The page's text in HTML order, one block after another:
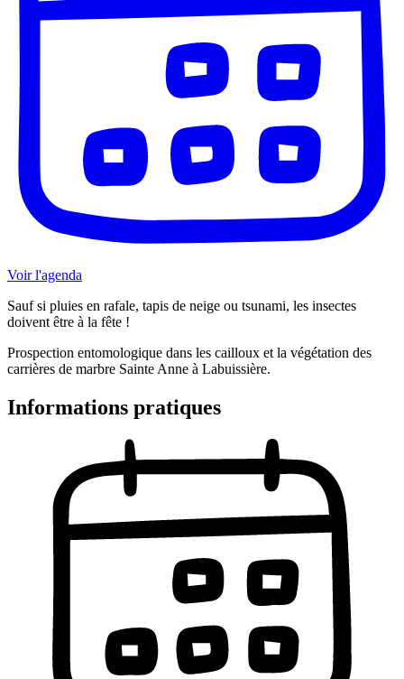
Voir l'agenda
Sauf si pluies en rafale, tapis de neige ou tsunami, les insectes
doivent être à la fête !
Prospection entomologique dans les cailloux et la végétation des
carrières de marbre Sainte Anne à Labuissière.
Informations pratiques